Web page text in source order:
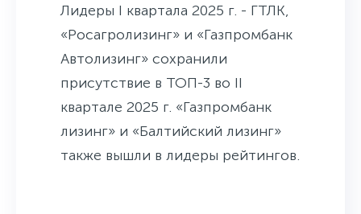
Лидеры I квартала 2025 г. - ГТЛК,
«Росагролизинг» и «Газпромбанк
Автолизинг» сохранили
присутствие в ТОП-3 во II
квартале 2025 г. «Газпромбанк
лизинг» и «Балтийский лизинг»
также вышли в лидеры рейтингов.